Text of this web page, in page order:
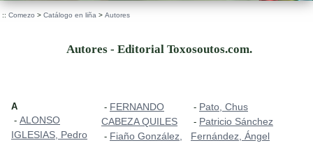
:: Comezo > Catálogo en liña > Autores
Autores - Editorial Toxosoutos.com.
A
- ALONSO
IGLESIAS, Pedro
- FERNANDO
CABEZA QUILES
- Fiaño González,
- Pato, Chus
- Patricio Sánchez
Fernández, Ángel